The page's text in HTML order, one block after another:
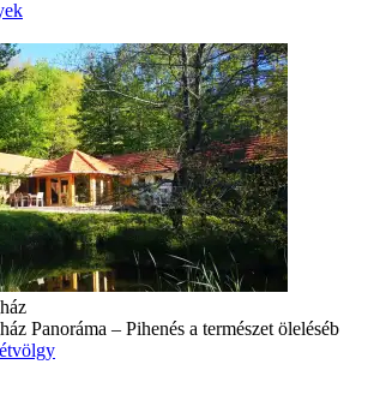
Panoráma – Pihenés a természet öleléséb